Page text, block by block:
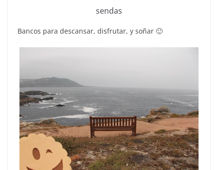
sendas
Bancos para descansar, disfrutar, y soñar 🙂